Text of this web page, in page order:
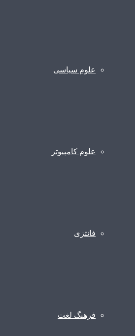
علوم سیاسی
علوم کامپیوتر
فانتزی
فرهنگ لغت